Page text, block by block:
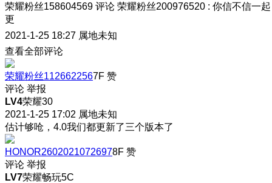
荣耀粉丝158604569 评论 荣耀粉丝200976520 : 你信不信一起
更
2021-1-25 18:27 属地未知
查看全部评论
荣耀粉丝1126622567F 赞
评论 举报
LV4荣耀30
2021-1-25 17:02 属地未知
估计够呛，4.0我们都更新了三个版本了
HONOR26020210726978F 赞
评论 举报
LV7荣耀畅玩5C